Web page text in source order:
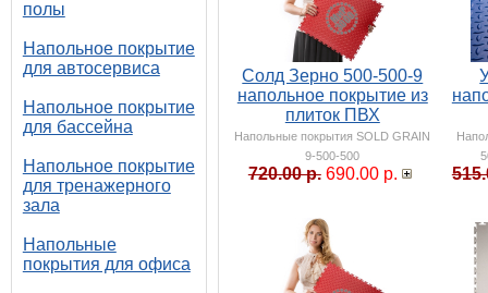
полы
Напольное покрытие
для автосервиса
Напольное покрытие
для бассейна
Напольное покрытие
для тренажерного
зала
Напольные
покрытия для офиса
Солд Зерно 500-500-9
напольное покрытие из
плиток ПВХ
Напольные покрытия SOLD GRAIN
9-500-500
720.00 р. 690.00 р.